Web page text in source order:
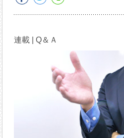
連載 | Q＆Ａ